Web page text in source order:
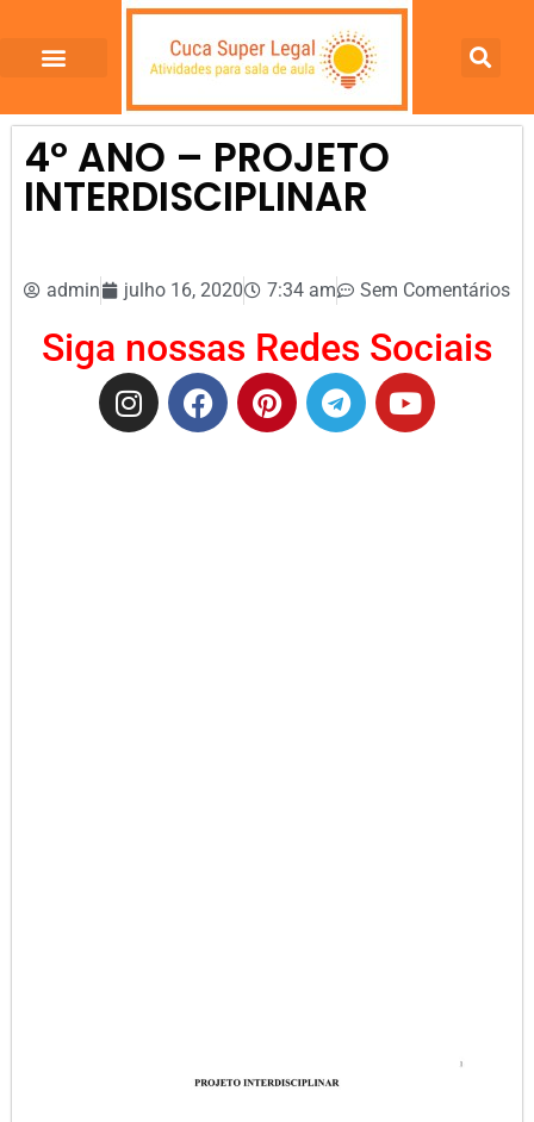
4º ANO – PROJETO
INTERDISCIPLINAR
admin julho 16, 2020 7:34 am Sem Comentários
Siga nossas Redes Sociais